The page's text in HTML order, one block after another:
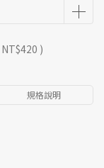
NT$420 )
規格說明